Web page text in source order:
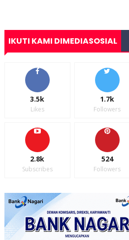
IKUTI KAMI DIMEDIASOSIAL
3.5k
Likes
1.7k
Followers
2.8k
Subscribes
524
Followers